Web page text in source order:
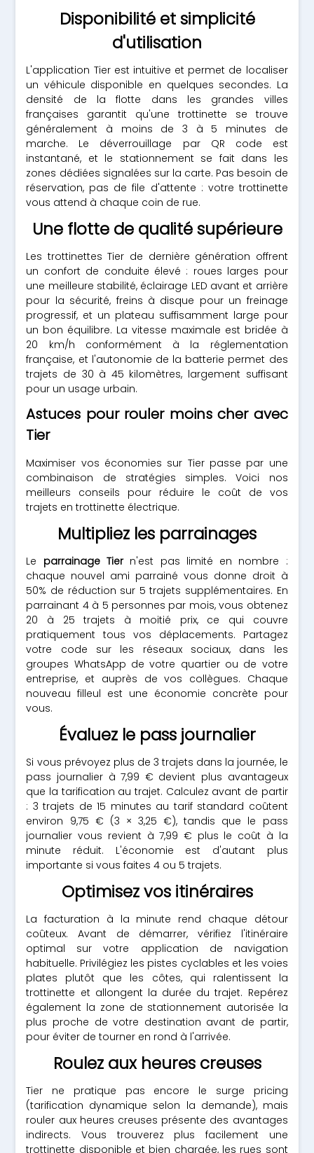
Disponibilité et simplicité
d'utilisation
L'application Tier est intuitive et permet de localiser
un véhicule disponible en quelques secondes. La
densité de la flotte dans les grandes villes
françaises garantit qu'une trottinette se trouve
généralement à moins de 3 à 5 minutes de
marche. Le déverrouillage par QR code est
instantané, et le stationnement se fait dans les
zones dédiées signalées sur la carte. Pas besoin de
réservation, pas de file d'attente : votre trottinette
vous attend à chaque coin de rue.
Une flotte de qualité supérieure
Les trottinettes Tier de dernière génération offrent
un confort de conduite élevé : roues larges pour
une meilleure stabilité, éclairage LED avant et arrière
pour la sécurité, freins à disque pour un freinage
progressif, et un plateau suffisamment large pour
un bon équilibre. La vitesse maximale est bridée à
20 km/h conformément à la réglementation
française, et l'autonomie de la batterie permet des
trajets de 30 à 45 kilomètres, largement suffisant
pour un usage urbain.
Astuces pour rouler moins cher avec
Tier
Maximiser vos économies sur Tier passe par une
combinaison de stratégies simples. Voici nos
meilleurs conseils pour réduire le coût de vos
trajets en trottinette électrique.
Multipliez les parrainages
Le parrainage Tiern'est pas limité en nombre :
chaque nouvel ami parrainé vous donne droit à
50% de réduction sur 5 trajets supplémentaires. En
parrainant 4 à 5 personnes par mois, vous obtenez
20 à 25 trajets à moitié prix, ce qui couvre
pratiquement tous vos déplacements. Partagez
votre code sur les réseaux sociaux, dans les
groupes WhatsApp de votre quartier ou de votre
entreprise, et auprès de vos collègues. Chaque
nouveau filleul est une économie concrète pour
vous.
Évaluez le pass journalier
Si vous prévoyez plus de 3 trajets dans la journée, le
pass journalier à 7,99 € devient plus avantageux
que la tarification au trajet. Calculez avant de partir
: 3 trajets de 15 minutes au tarif standard coûtent
environ 9,75 € (3 × 3,25 €), tandis que le pass
journalier vous revient à 7,99 € plus le coût à la
minute réduit. L'économie est d'autant plus
importante si vous faites 4 ou 5 trajets.
Optimisez vos itinéraires
La facturation à la minute rend chaque détour
coûteux. Avant de démarrer, vérifiez l'itinéraire
optimal sur votre application de navigation
habituelle. Privilégiez les pistes cyclables et les voies
plates plutôt que les côtes, qui ralentissent la
trottinette et allongent la durée du trajet. Repérez
également la zone de stationnement autorisée la
plus proche de votre destination avant de partir,
pour éviter de tourner en rond à l'arrivée.
Roulez aux heures creuses
Tier ne pratique pas encore le surge pricing
(tarification dynamique selon la demande), mais
rouler aux heures creuses présente des avantages
indirects. Vous trouverez plus facilement une
trottinette disponible et bien chargée, les rues sont